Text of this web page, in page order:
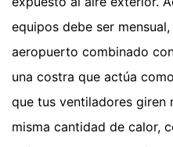
equipos debe ser
aeropuerto combinado
una costra que actúa
que tus ventiladores giren
misma cantidad de calor,